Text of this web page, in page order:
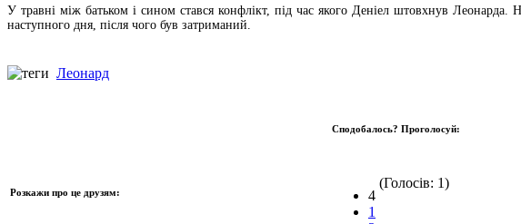
У травні між батьком і сином стався конфлікт, під час якого Деніел штовхнув
наступного дня, після чого був затриманий.
Леонард
Розкажи про це друзям:
Сподобалось? Проголосуй:
4
1
(Голосів: 1)